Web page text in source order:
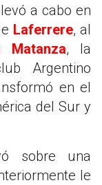
Laferrere, al
Matanza, la
Argentino
en el
del Sur y
sobre una
le